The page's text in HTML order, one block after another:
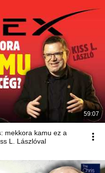
59:07
mekkora kamu ez a
L. Lászlóval